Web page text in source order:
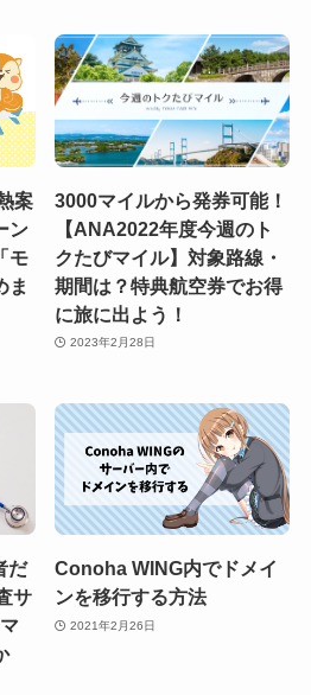
案
ン
モ
ま
3000マイルから発券可能！
【ANA2022年度今週のト
クたびマイル】対象路線・
期間は？特典航空券でお得
に旅に出よう！
2023年2月28日
だ
サ
Conoha WING内でドメイ
ンを移行する方法
2021年2月26日